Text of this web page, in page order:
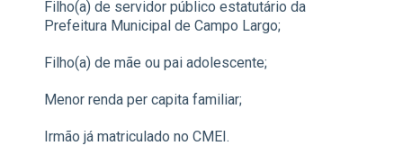
Filho(a) de servidor público estatutário da
Prefeitura Municipal de Campo Largo;
Filho(a) de mãe ou pai adolescente;
Menor renda per capita familiar;
Irmão já matriculado no CMEI.